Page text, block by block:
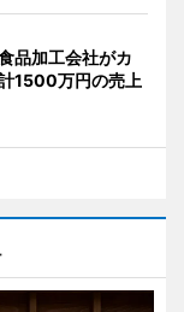
品加工会社がカ
1500万円の売上